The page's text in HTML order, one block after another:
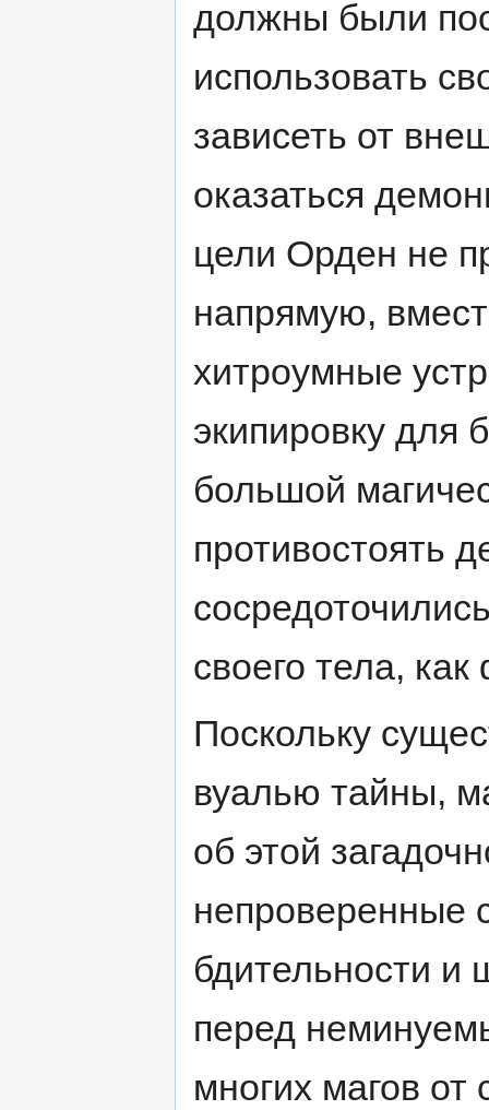
должны были
использовать
зависеть от
оказаться
цели Орден не
напрямую,
хитроумные
экипировку для
большой
противостоять
своего тела,
Поскольку
вуалью тайны,
об этой
непроверенные
бдительности и
перед
многих магов от